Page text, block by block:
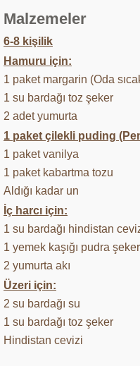
Malzemeler
6-8 kişilik
Hamuru için:
1 paket margarin (Oda
1 su bardağı toz şeker
2 adet yumurta
1 paket çilekli puding
1 paket vanilya
1 paket kabartma tozu
Aldığı kadar un
İç harcı için:
1 su bardağı hindistan
1 yemek kaşığı pudra
2 yumurta akı
Üzeri için:
2 su bardağı su
1 su bardağı toz şeker
Hindistan cevizi